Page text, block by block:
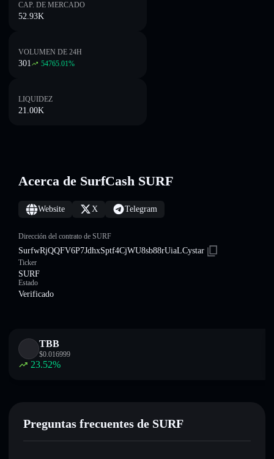
CAP. DE MERCADO
52.93K
VOLUMEN DE 24H
301 54765.01%
LIQUIDEZ
21.00K
Acerca de SurfCash SURF
Website X Telegram
Dirección del contrato de SURF
SurfwRjQQFV6P7JdhxSptf4CjWU8sb88rUiaLCystar
Ticker
SURF
Estado
Verificado
TBB
$0.016999
23.52%
Preguntas frecuentes de SURF